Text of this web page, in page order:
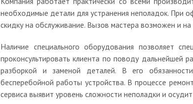
необходимые детали для устранения неполадок. При
скидку на обслуживание. Вызов мастера возможен и
Наличие специального оборудования позволяет
проконсультировать клиента по поводу дальнейшей
разборкой и заменой деталей. В его
бесперебойной работы устройства. В процессе
сервиса выявит уровень сложности неполадки и